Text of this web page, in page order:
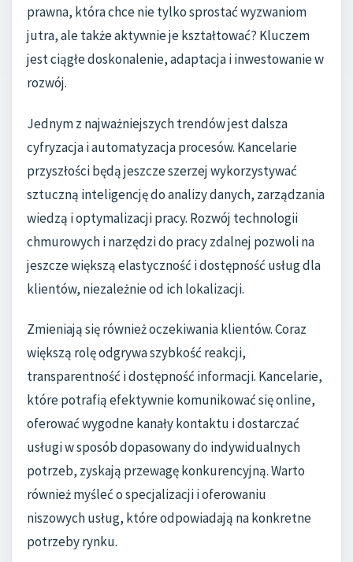
prawna, która chce nie tylko sprostać wyzwaniom
jutra, ale także aktywnie je kształtować? Kluczem
jest ciągłe doskonalenie, adaptacja i inwestowanie w
rozwój.
Jednym z najważniejszych trendów jest dalsza
cyfryzacja i automatyzacja procesów. Kancelarie
przyszłości będą jeszcze szerzej wykorzystywać
sztuczną inteligencję do analizy danych, zarządzania
wiedzą i optymalizacji pracy. Rozwój technologii
chmurowych i narzędzi do pracy zdalnej pozwoli na
jeszcze większą elastyczność i dostępność usług dla
klientów, niezależnie od ich lokalizacji.
Zmieniają się również oczekiwania klientów. Coraz
większą rolę odgrywa szybkość reakcji,
transparentność i dostępność informacji. Kancelarie,
które potrafią efektywnie komunikować się online,
oferować wygodne kanały kontaktu i dostarczać
usługi w sposób dopasowany do indywidualnych
potrzeb, zyskają przewagę konkurencyjną. Warto
również myśleć o specjalizacji i oferowaniu
niszowych usług, które odpowiadają na konkretne
potrzeby rynku.